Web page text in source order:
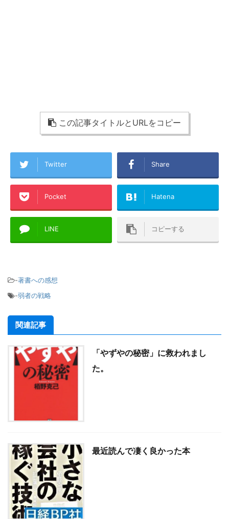
この記事タイトルとURLをコピー
Twitter Share
Pocket Hatena
LINE コピーする
-著書への感想
-弱者の戦略
関連記事
「やずやの秘密」に救われまし
た。
最近読んで凄く良かった本